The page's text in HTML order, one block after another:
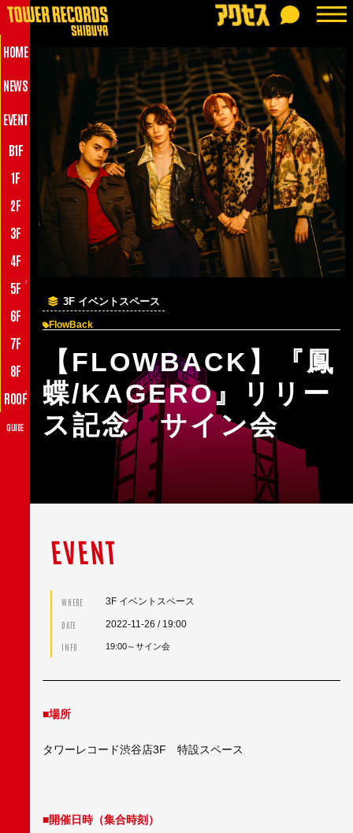
HOME
NEWS
EVENT
B1F
1F
2F
3F
4F
5F
♪
6F
7F
8F
ROOF♪
GUIDE
3F イベントスペース
FlowBack
【FLOWBACK】『鳳
蝶/KAGERO』リリー
ス記念 サイン会
EVENT
WHERE 3F イベントスペース
DATE 2022-11-26 / 19:00
INFO 19:00～サイン会
■場所
タワーレコード渋谷店3F 特設スペース
■開催日時（集合時刻）